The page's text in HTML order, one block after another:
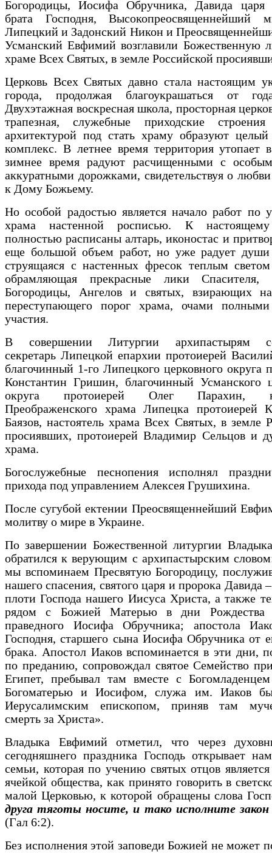
Богородицы, Иосифа Обручника, Давида царя
брата Господня, Высокопреосвященнейший
Липецкий и Задонский Никон и
Усманский Евфимий возглавили Божественную
храме Всех Святых, в земле Российской
Церковь Всех Святых давно стала настоящим
города, продолжая благоукрашаться от
Двухэтажная воскресная школа, просторная
трапезная, служебные приходские строения
архитектурой под стать храму образуют
комплекс. В летнее время территория утопает
зимнее время радуют расчищенными с
аккуратными дорожками, свидетельствуя о
к Дому Божьему.
Но особой радостью является начало работ по
храма настенной росписью. К
полностью расписаны алтарь, иконостас и
еще большой объем работ, но уже радует
струящаяся с настенных фресок теплым светом
обрамляющая прекрасные лики Спасителя,
Богородицы, Ангелов и святых, взирающих
переступающего порог храма, очами
участия.
В совершении Литургии архипастырям
секретарь Липецкой епархии протоиерей
благочинный 1-го Липецкого церковного округа
Константин Гришин, благочинный Усманского
округа протоиерей Олег Парахин,
Преображенского храма Липецка протоиерей
Баязов, настоятель храма Всех Святых, в земле
просиявших, протоиерей Владимир Сельцов и
храма.
Богослужебные песнопения исполнял
прихода под управлением Алексея Грушихина.
После сугубой ектении Преосвященнейший
молитву о мире в Украине.
По завершении Божественной литургии
обратился к верующим с архипастырским
мы вспоминаем Пресвятую Богородицу,
нашего спасения, святого царя и пророка Давида
плоти Господа нашего Иисуса Христа, а также
рядом с Божией Матерью в дни Рождества
праведного Иосифа Обручника; апостола
Господня, старшего сына Иосифа Обручника от
брака. Апостол Иаков вспоминается в эти дни,
по преданию, сопровождал святое Семейство
Египет, пребывал там вместе с
Богоматерью и Иосифом, служа им. Иаков
Иерусалимским епископом, приняв там
смерть за Христа».
Владыка Евфимий отметил, что через
сегодняшнего праздника Господь открывает
семьи, которая по учению святых отцов
ячейкой общества, как принято говорить в
малой Церковью, к которой обращены слова
друга тяготы носите, и тако исполните
(Гал 6:2).
Без исполнения этой заповеди Божией не может